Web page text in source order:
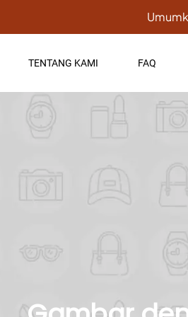
TENTANG KAMI FAQ